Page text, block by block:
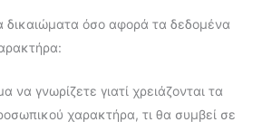
δικαιώματα όσο αφορά τα δεδομένα
να γνωρίζετε γιατί χρειάζονται τα
χαρακτήρα, τι θα συμβεί σε